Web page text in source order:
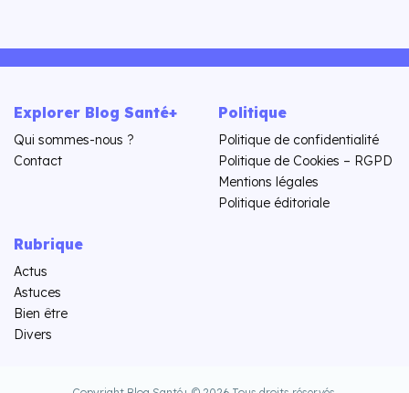
Explorer Blog Santé+
Qui sommes-nous ?
Contact
Politique
Politique de confidentialité
Politique de Cookies – RGPD
Mentions légales
Politique éditoriale
Rubrique
Actus
Astuces
Bien être
Divers